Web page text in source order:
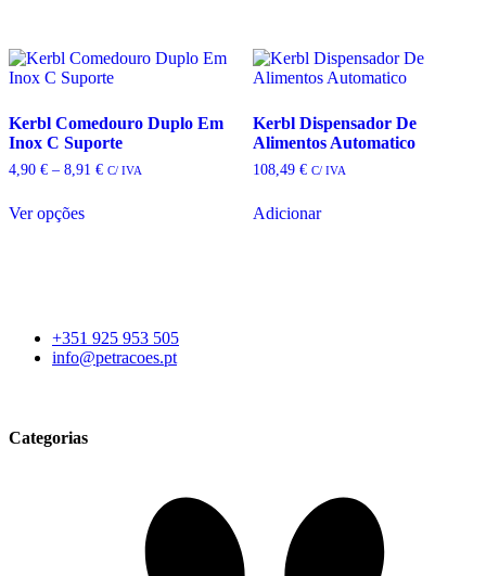
Kerbl Comedouro Duplo Em
Inox C Suporte
4,90 € – 8,91 €Price
C/ IVA
Ver opções
options
the
Kerbl Dispensador De
Alimentos Automatico
108,49 € C/ IVA
Adicionar
+351 925 953 505
info@petracoes.pt
Categorias